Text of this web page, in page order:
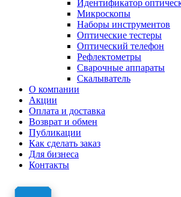
Идентификатор
Микроскопы
Наборы инструментов
Оптические тестеры
Оптический телефон
Рефлектометры
Сварочные аппараты
Скалыватель
О компании
Акции
Оплата и доставка
Возврат и обмен
Публикации
Как сделать заказ
Для бизнеса
Контакты